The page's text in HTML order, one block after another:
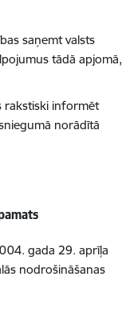
saņemt valsts
tādā apjomā,
rakstiski informēt
norādītā
gada 29. aprīļa
nodrošināšanas